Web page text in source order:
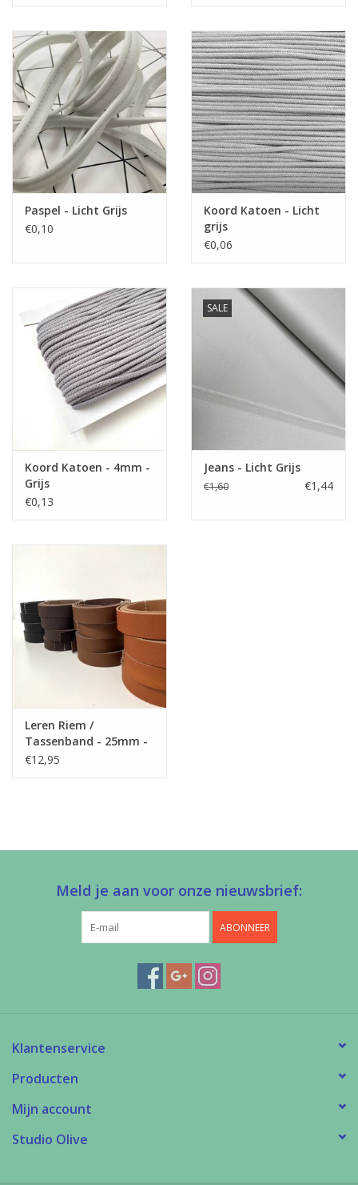
Label
Oeko-Tex 100 klasse 1
gecertifiëerd door onze
producent
Stretch
neen
Paspel - Licht Grijs
€0,10
Koord Katoen - Licht
grijs
€0,06
Koord Katoen - 4mm -
Grijs
€0,13
SALE
Jeans - Licht Grijs
€1,60 €1,44
Leren Riem /
Tassenband - 25mm -
130cm
€12,95
Meld je aan voor onze nieuwsbrief:
ABONNEER
Klantenservice
Producten
Mijn account
Studio Olive